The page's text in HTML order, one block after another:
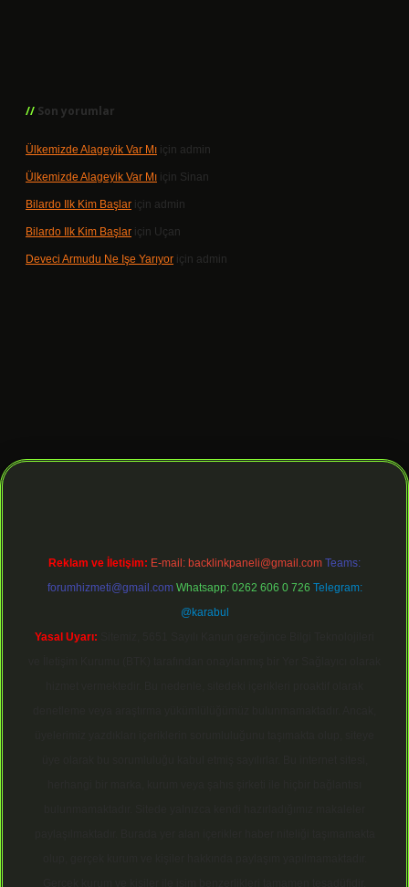
Son yorumlar
Ülkemizde Alageyik Var Mı için admin
Ülkemizde Alageyik Var Mı için Sinan
Bilardo Ilk Kim Başlar için admin
Bilardo Ilk Kim Başlar için Uçan
Deveci Armudu Ne Işe Yarıyor için admin
giriş
Reklam ve İletişim: E-mail: backlinkpaneli@gmail.com Teams:
forumhizmeti@gmail.com Whatsapp: 0262 606 0 726 Telegram:
@karabul
Yasal Uyarı: